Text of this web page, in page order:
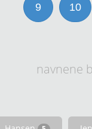
9 10
navnene